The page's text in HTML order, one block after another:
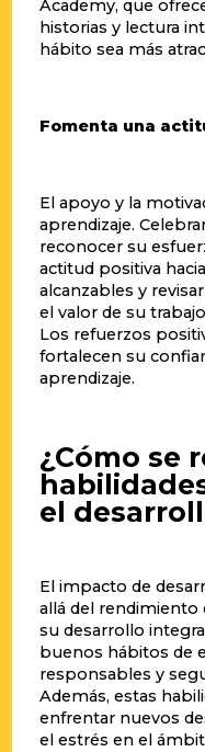
Academy, que
historias y lectura
hábito sea más
Fomenta una
El apoyo y la
aprendizaje.
reconocer su
actitud positiva
alcanzables y
el valor de su
Los refuerzos
fortalecen su
aprendizaje.
¿Cómo se
el
El impacto de
allá del
su desarrollo
buenos hábitos de
responsables y
Además, estas
enfrentar nuevos
el estrés en el